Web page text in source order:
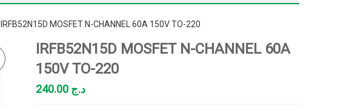
IRFB52N15D MOSFET N-CHANNEL 60A 150V TO-220
IRFB52N15D MOSFET N-CHANNEL 60A
150V TO-220
د.ج